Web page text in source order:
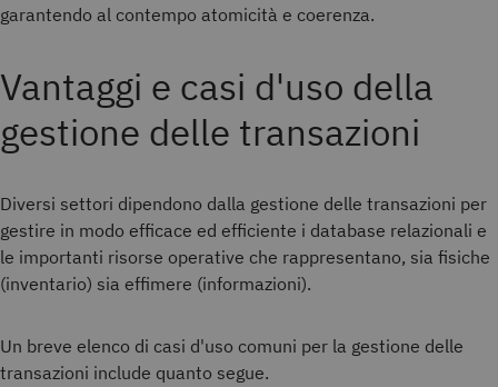
garantendo al contempo atomicità e coerenza.
Vantaggi e casi d'uso della
gestione delle transazioni
Diversi settori dipendono dalla gestione delle transazioni per
gestire in modo efficace ed efficiente i database relazionali e
le importanti risorse operative che rappresentano, sia fisiche
(inventario) sia effimere (informazioni).
Un breve elenco di casi d'uso comuni per la gestione delle
transazioni include quanto segue.